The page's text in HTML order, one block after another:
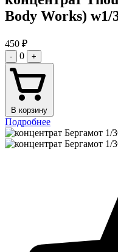
Body Works) w1/
450 ₽
- 0 +
В корзину
Подробнее